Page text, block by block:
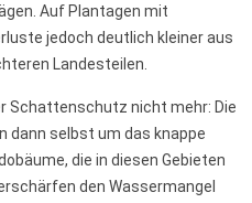
Auf Plantagen mit
jedoch deutlich kleiner aus
Landesteilen.
Schattenschutz nicht mehr: Die
dann selbst um das knappe
die in diesen Gebieten
den Wassermangel